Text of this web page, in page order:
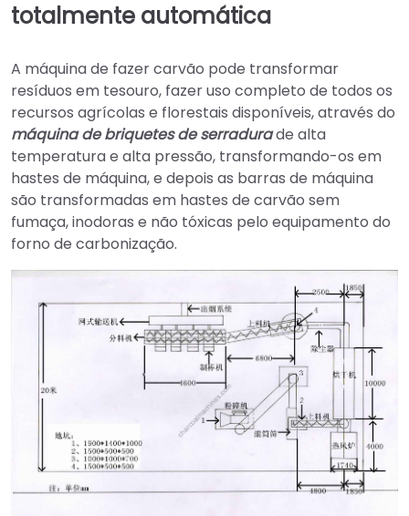
totalmente automática
A máquina de fazer carvão pode transformar
resíduos em tesouro, fazer uso completo de todos os
recursos agrícolas e florestais disponíveis, através do
máquina de briquetes de serradurade alta
temperatura e alta pressão, transformando-os em
hastes de máquina, e depois as barras de máquina
são transformadas em hastes de carvão sem
fumaça, inodoras e não tóxicas pelo equipamento do
forno de carbonização.